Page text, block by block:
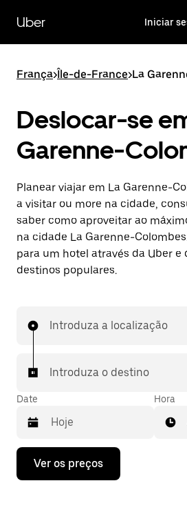
para
conteúdo
Uber Iniciar
França>Île-de-France>La
Deslocar-se
Garenne-
Planear viajar em La Garenne-
a visitar ou more na cidade,
saber como aproveitar ao
na cidade La Garenne-
para um hotel através da Uber e
destinos populares.
Introduza a localização
Introduza o destino
Date
Prima
tecla
Hora
Ver os preços